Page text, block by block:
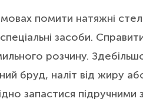
помити натяжні
засоби.
розчину.
бруд, наліт від жиру
запастися